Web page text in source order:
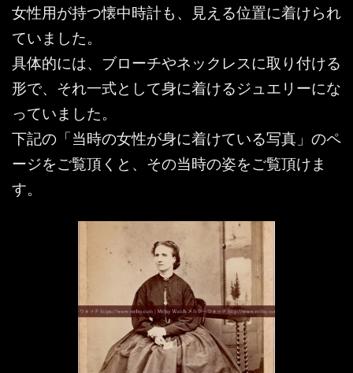
女性用が持つ懐中時計も、見える位置に着けられ
ていました。
具体的には、ブローチやネックレスに取り付ける
形で、それ一式として身に着けるジュエリーにな
っていました。
下記の「当時の女性が身に着けている写真」のペ
ージをご覧頂くと、その当時の姿をご覧頂けま
す。